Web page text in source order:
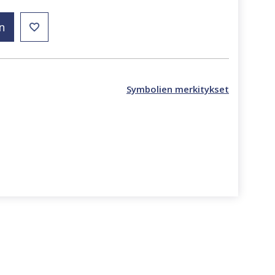
Symbolien merkitykset